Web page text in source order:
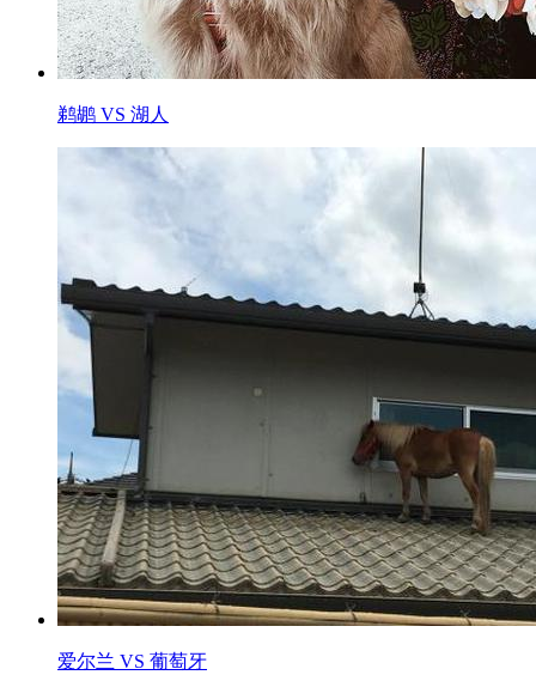
鹈鹕 VS 湖人
爱尔兰 VS 葡萄牙